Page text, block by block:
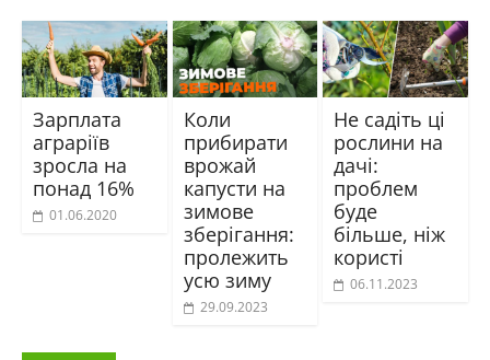
Зарплата
аграріїв
зросла на
понад 16%
01.06.2020
Коли
прибирати
врожай
капусти на
зимове
зберігання:
пролежить
усю зиму
29.09.2023
Не садіть ці
рослини на
дачі:
проблем
буде
більше, ніж
користі
06.11.2023